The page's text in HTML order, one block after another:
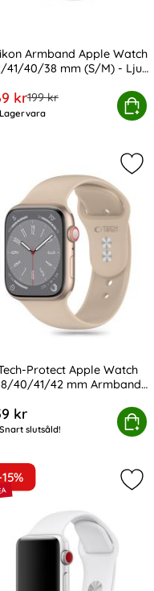
Armband NylonMag
Armband Apple Watch
41/40/38 mm (S/M) - Ljus
pris
krtidigare pris
199 kr
Lagervara
Köp
Apple Watch 42/
38 mm (S/M) - Svart
Armband Apple
Protect Apple Watch
40/41/42 mm Armband
kr
Snart slutsåld!
Köp
Apple Watch 38/40/
Protect Apple